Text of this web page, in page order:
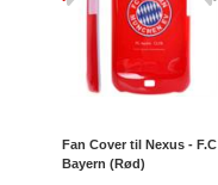
Fan Cover til Nexus - F.C
Bayern (Rød)